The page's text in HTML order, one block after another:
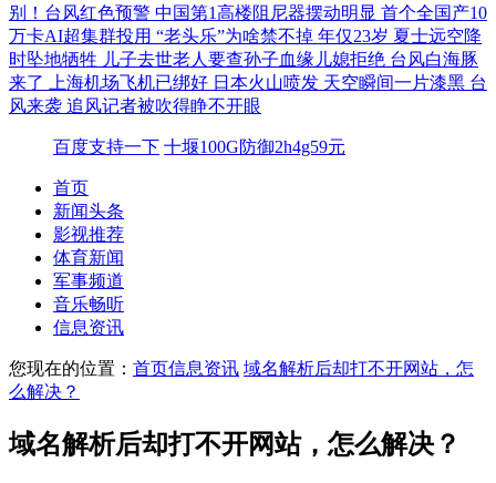
别！台风红色预警 中国第1高楼阻尼器摆动明显 首个全国产10
万卡AI超集群投用 “老头乐”为啥禁不掉 年仅23岁 夏士远空降
时坠地牺牲 儿子去世老人要查孙子血缘儿媳拒绝 台风白海豚
来了 上海机场飞机已绑好 日本火山喷发 天空瞬间一片漆黑 台
风来袭 追风记者被吹得睁不开眼
百度支持一下 十堰100G防御2h4g59元
首页
新闻头条
影视推荐
体育新闻
军事频道
音乐畅听
信息资讯
您现在的位置： 首页信息资讯 域名解析后却打不开网站，怎
么解决？
域名解析后却打不开网站，怎么解决？